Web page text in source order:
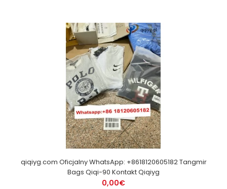
qiqiyg.com Oficjalny WhatsApp: +8618120605182 Tangmir
Bags Qiqi-90 Kontakt Qiqiyg
0,00€